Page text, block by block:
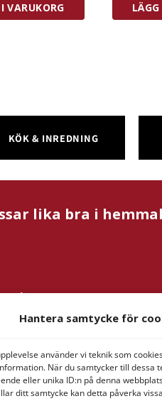
Hantera samtycke för
använder vi teknik som
När du samtycker till dessa
eller unika ID:n på denna
ditt samtycke kan detta påverka
VARUKORG
KÖK & INREDNING
lika bra i